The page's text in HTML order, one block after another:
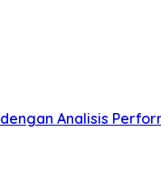
Analisis